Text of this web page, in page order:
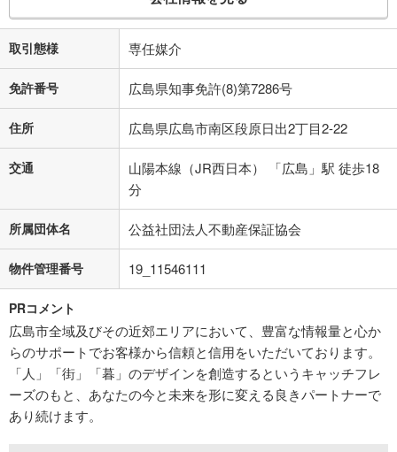
取引態様 専任媒介
免許番号 広島県知事免許(8)第7286号
住所 広島県広島市南区段原日出2丁目2-22
交通
山陽本線（JR西日本） 「広島」駅 徒歩18
分
所属団体名 公益社団法人不動産保証協会
物件管理番号 19_11546111
PRコメント
広島市全域及びその近郊エリアにおいて、豊富な情報量と心か
らのサポートでお客様から信頼と信用をいただいております。
「人」「街」「暮」のデザインを創造するというキャッチフレ
ーズのもと、あなたの今と未来を形に変える良きパートナーで
あり続けます。